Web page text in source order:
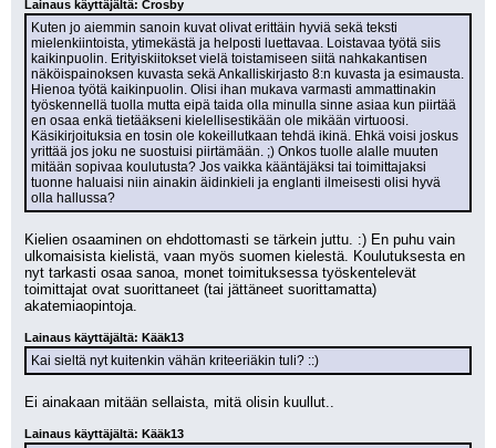
Lainaus käyttäjältä: Crosby
Kuten jo aiemmin sanoin kuvat olivat erittäin hyviä sekä teksti
mielenkiintoista, ytimekästä ja helposti luettavaa. Loistavaa työtä siis
kaikinpuolin. Erityiskiitokset vielä toistamiseen siitä nahkakantisen
näköispainoksen kuvasta sekä Ankalliskirjasto 8:n kuvasta ja esimausta.
Hienoa työtä kaikinpuolin. Olisi ihan mukava varmasti ammattinakin
työskennellä tuolla mutta eipä taida olla minulla sinne asiaa kun piirtää
en osaa enkä tietääkseni kielellisestikään ole mikään virtuoosi.
Käsikirjoituksia en tosin ole kokeillutkaan tehdä ikinä. Ehkä voisi joskus
yrittää jos joku ne suostuisi piirtämään. ;) Onkos tuolle alalle muuten
mitään sopivaa koulutusta? Jos vaikka kääntäjäksi tai toimittajaksi
tuonne haluaisi niin ainakin äidinkieli ja englanti ilmeisesti olisi hyvä
olla hallussa?
Kielien osaaminen on ehdottomasti se tärkein juttu. :) En puhu vain
ulkomaisista kielistä, vaan myös suomen kielestä. Koulutuksesta en
nyt tarkasti osaa sanoa, monet toimituksessa työskentelevät
toimittajat ovat suorittaneet (tai jättäneet suorittamatta)
akatemiaopintoja.
Lainaus käyttäjältä: Kääk13
Kai sieltä nyt kuitenkin vähän kriteeriäkin tuli? ::)
Ei ainakaan mitään sellaista, mitä olisin kuullut..
Lainaus käyttäjältä: Kääk13